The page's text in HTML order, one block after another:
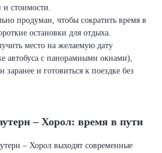
и стоимости.
продуман, чтобы сократить время в
остановки для отдыха.
место на желаемую дату
автобуса с панорамными окнами),
и готовиться к поездке без
– Хорол: время в пути
– Хорол выходят современные